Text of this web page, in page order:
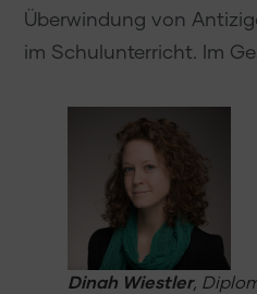
Überwindung von
im Schulunterricht. Im
Dinah Wiestler,